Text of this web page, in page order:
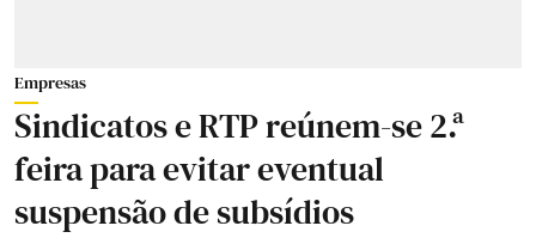
Empresas
Sindicatos e RTP reúnem-se 2.ª
feira para evitar eventual
suspensão de subsídios